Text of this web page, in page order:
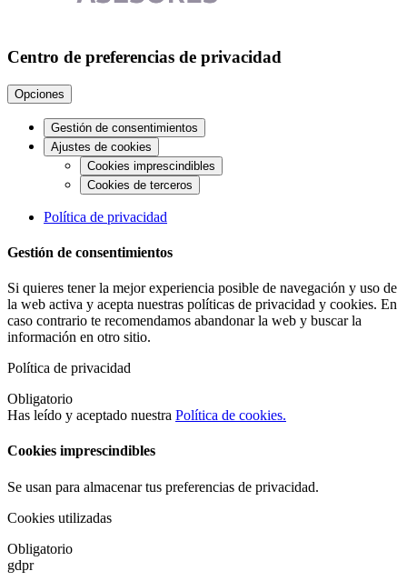
Centro de preferencias de privacidad
Opciones
Gestión de consentimientos
Ajustes de cookies
Cookies imprescindibles
Cookies de terceros
Política de privacidad
Gestión de consentimientos
Si quieres tener la mejor experiencia posible de navegación y uso de
la web activa y acepta nuestras políticas de privacidad y cookies. En
caso contrario te recomendamos abandonar la web y buscar la
información en otro sitio.
Política de privacidad
Obligatorio
Has leído y aceptado nuestra Política de cookies.
Cookies imprescindibles
Se usan para almacenar tus preferencias de privacidad.
Cookies utilizadas
Obligatorio
gdpr